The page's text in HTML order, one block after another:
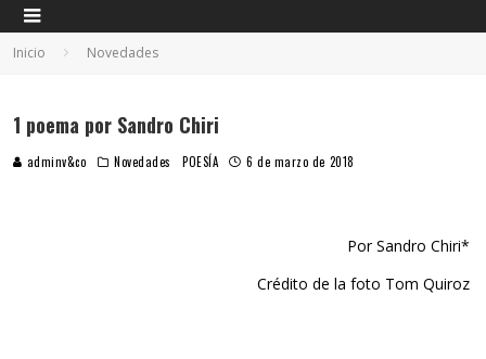
Inicio Novedades
1 poema por Sandro Chiri
adminv&co Novedades POESÍA 6 de marzo de 2018
Por Sandro Chiri*
Crédito de la foto Tom Quiroz